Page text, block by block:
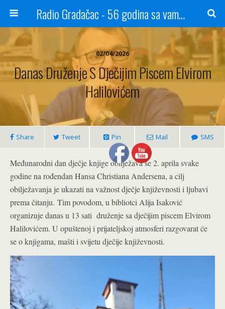
Radio Gradačac - 56 godina sa vama...
02/04/2026
Danas Druženje S Dječijim Piscem Elvirom
Halilovićem
Share Tweet Pin Mail SMS
Međunarodni dan dječje knjige obilježava se 2. aprila svake
godine na rođendan Hansa Christiana Andersena, a cilj
obilježavanja je ukazati na važnost dječje književnosti i ljubavi
prema čitanju. Tim povodom, u bibliotci Alija Isaković
organizuje danas u 13 sati druženje sa dječijim piscem Elvirom
Halilovićem. U opuštenoj i prijateljskoj atmosferi razgovarat će
se o knjigama, mašti i svijetu dječije književnosti.